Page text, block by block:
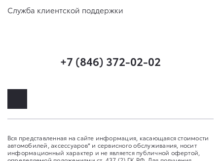
Служба клиентской поддержки
+7 (846) 372-02-02
Вся представленная на сайте информация, касающаяся стоимости
автомобилей, аксессуаров* и сервисного обслуживания, носит
информационный характер и не является публичной офертой,